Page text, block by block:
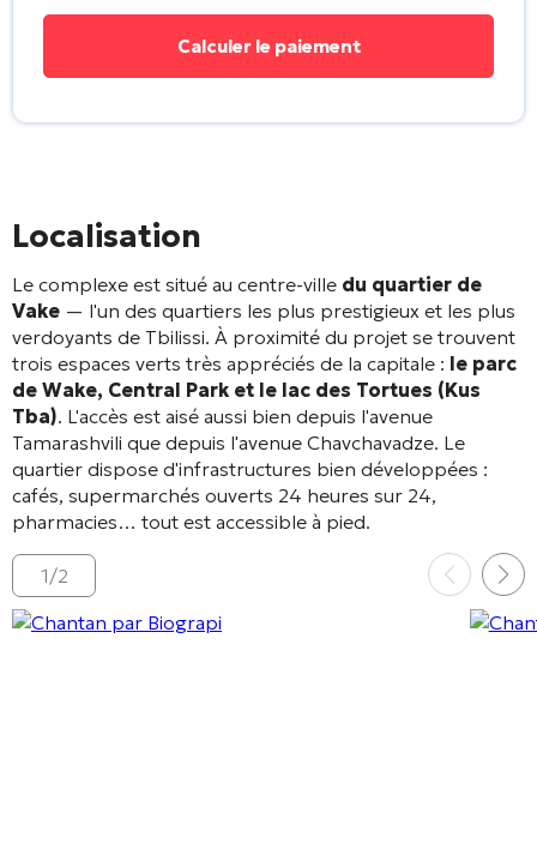
Localisation
Le complexe est situé au centre-ville du quartier de
Vake — l'un des quartiers les plus prestigieux et les plus
verdoyants de Tbilissi. À proximité du projet se trouvent
trois espaces verts très appréciés de la capitale : le parc
de Wake, Central Park et le lac des Tortues (Kus
Tba). L'accès est aisé aussi bien depuis l'avenue
Tamarashvili que depuis l'avenue Chavchavadze. Le
quartier dispose d'infrastructures bien développées :
cafés, supermarchés ouverts 24 heures sur 24,
pharmacies… tout est accessible à pied.
1/2